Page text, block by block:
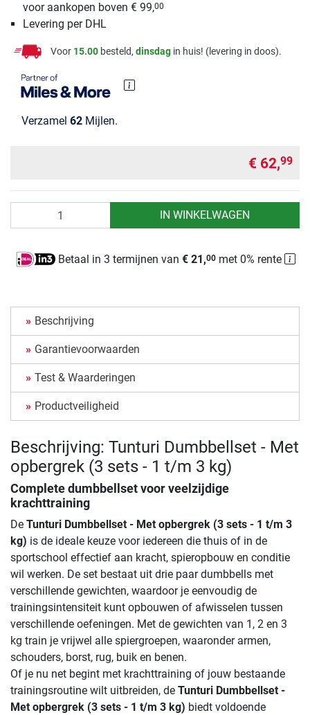
voor aankopen boven € 99,00
Levering per DHL
Voor 15.00 besteld, dinsdag in huis! (levering in doos).
Verzamel 62 Mijlen.
€ 62,99
IN WINKELWAGEN
Betaal in 3 termijnen van € 21,00met 0% rente
Beschrijving
Garantievoorwaarden
Test & Waarderingen
Productveiligheid
Beschrijving: Tunturi Dumbbellset - Met
opbergrek (3 sets - 1 t/m 3 kg)
Complete dumbbellset voor veelzijdige
krachttraining
De Tunturi Dumbbellset - Met opbergrek (3 sets - 1 t/m 3
kg) is de ideale keuze voor iedereen die thuis of in de
sportschool effectief aan kracht, spieropbouw en conditie
wil werken. De set bestaat uit drie paar dumbbells met
verschillende gewichten, waardoor je eenvoudig de
trainingsintensiteit kunt opbouwen of afwisselen tussen
verschillende oefeningen. Met de gewichten van 1, 2 en 3
kg train je vrijwel alle spiergroepen, waaronder armen,
schouders, borst, rug, buik en benen.
Of je nu net begint met krachttraining of jouw bestaande
trainingsroutine wilt uitbreiden, de Tunturi Dumbbellset -
Met opbergrek (3 sets - 1 t/m 3 kg) biedt voldoende